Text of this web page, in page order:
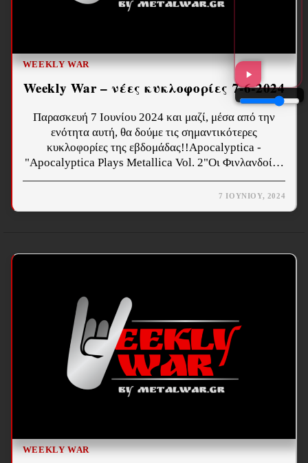
WEEKLY WAR
Weekly War – νέες κυκλοφορίες 7-6-2024
Παρασκευή 7 Ιουνίου 2024 και μαζί, μέσα από την
ενότητα αυτή, θα δούμε τις σημαντικότερες
κυκλοφορίες της εβδομάδας!!Apocalyptica -
"Apocalyptica Plays Metallica Vol. 2"Οι Φινλανδοί…
7 ΙΟΥΝΊΟΥ, 2024
WEEKLY WAR